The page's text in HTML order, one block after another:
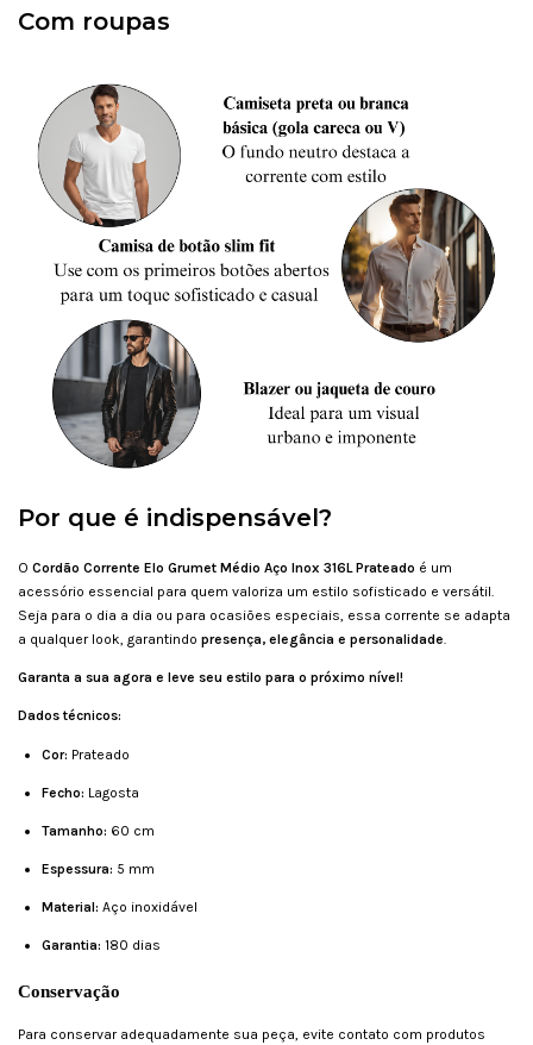
Com roupas
Por que é indispensável?
O Cordão Corrente Elo Grumet Médio Aço Inox 316L Prateado é um
acessório essencial para quem valoriza um estilo sofisticado e versátil.
Seja para o dia a dia ou para ocasiões especiais, essa corrente se adapta
a qualquer look, garantindo presença, elegância e personalidade.
Garanta a sua agora e leve seu estilo para o próximo nível!
Dados técnicos:
Cor: Prateado
Fecho: Lagosta
Tamanho: 60 cm
Espessura: 5 mm
Material: Aço inoxidável
Garantia: 180 dias
Conservação
Para conservar adequadamente sua peça, evite contato com produtos